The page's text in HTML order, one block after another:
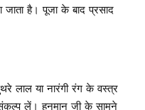
है। पूजा के बाद प्रसाद
लाल या नारंगी रंग के वस्त्र
लें। हनुमान जी के सामने